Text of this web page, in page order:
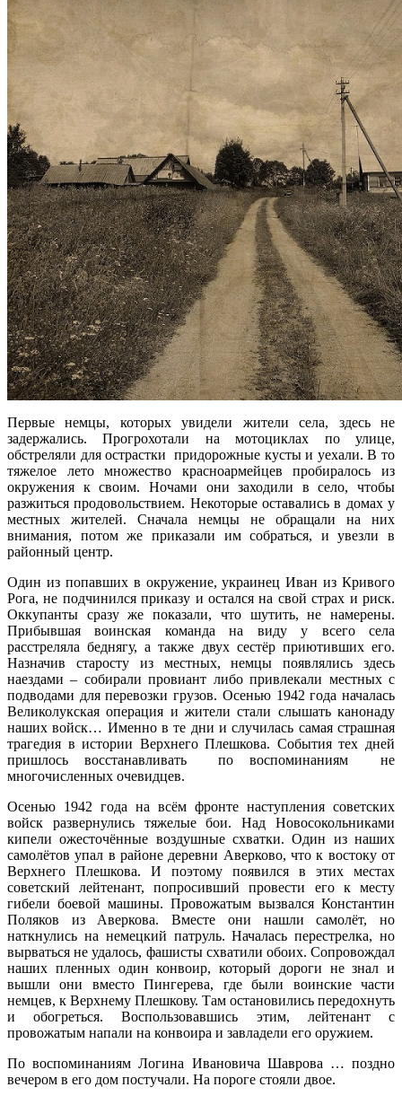
Первые немцы, которых увидели жители села, здесь не
задержались. Прогрохотали на мотоциклах по улице,
обстреляли для острастки придорожные кусты и уехали. В то
тяжелое лето множество красноармейцев пробиралось из
окружения к своим. Ночами они заходили в село, чтобы
разжиться продовольствием. Некоторые оставались в домах у
местных жителей. Сначала немцы не обращали на них
внимания, потом же приказали им собраться, и увезли в
районный центр.
Один из попавших в окружение, украинец Иван из Кривого
Рога, не подчинился приказу и остался на свой страх и риск.
Оккупанты сразу же показали, что шутить, не намерены.
Прибывшая воинская команда на виду у всего села
расстреляла беднягу, а также двух сестёр приютивших его.
Назначив старосту из местных, немцы появлялись здесь
наездами – собирали провиант либо привлекали местных с
подводами для перевозки грузов. Осенью 1942 года началась
Великолукская операция и жители стали слышать канонаду
наших войск… Именно в те дни и случилась самая страшная
трагедия в истории Верхнего Плешкова. События тех дней
пришлось восстанавливать по воспоминаниям не
многочисленных очевидцев.
Осенью 1942 года на всём фронте наступления советских
войск развернулись тяжелые бои. Над Новосокольниками
кипели ожесточённые воздушные схватки. Один из наших
самолётов упал в районе деревни Аверково, что к востоку от
Верхнего Плешкова. И поэтому появился в этих местах
советский лейтенант, попросивший провести его к месту
гибели боевой машины. Провожатым вызвался Константин
Поляков из Аверкова. Вместе они нашли самолёт, но
наткнулись на немецкий патруль. Началась перестрелка, но
вырваться не удалось, фашисты схватили обоих. Сопровождал
наших пленных один конвоир, который дороги не знал и
вышли они вместо Пингерева, где были воинские части
немцев, к Верхнему Плешкову. Там остановились передохнуть
и обогреться. Воспользовавшись этим, лейтенант с
провожатым напали на конвоира и завладели его оружием.
По воспоминаниям Логина Ивановича Шаврова … поздно
вечером в его дом постучали. На пороге стояли двое.